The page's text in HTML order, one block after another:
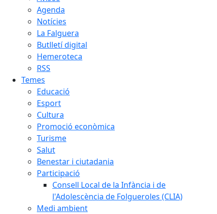
Agenda
Notícies
La Falguera
Butlletí digital
Hemeroteca
RSS
Temes
Educació
Esport
Cultura
Promoció econòmica
Turisme
Salut
Benestar i ciutadania
Participació
Consell Local de la Infància i de
l'Adolescència de Folgueroles (CLIA)
Medi ambient